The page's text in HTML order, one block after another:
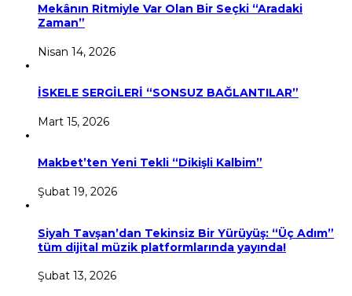
Mekânın Ritmiyle Var Olan Bir Seçki “Aradaki
Zaman”
Nisan 14, 2026
İSKELE SERGİLERİ “SONSUZ BAĞLANTILAR”
Mart 15, 2026
Makbet’ten Yeni Tekli “Dikişli Kalbim”
Şubat 19, 2026
Siyah Tavşan’dan Tekinsiz Bir Yürüyüş: “Üç Adım”
tüm dijital müzik platformlarında yayında!
Şubat 13, 2026